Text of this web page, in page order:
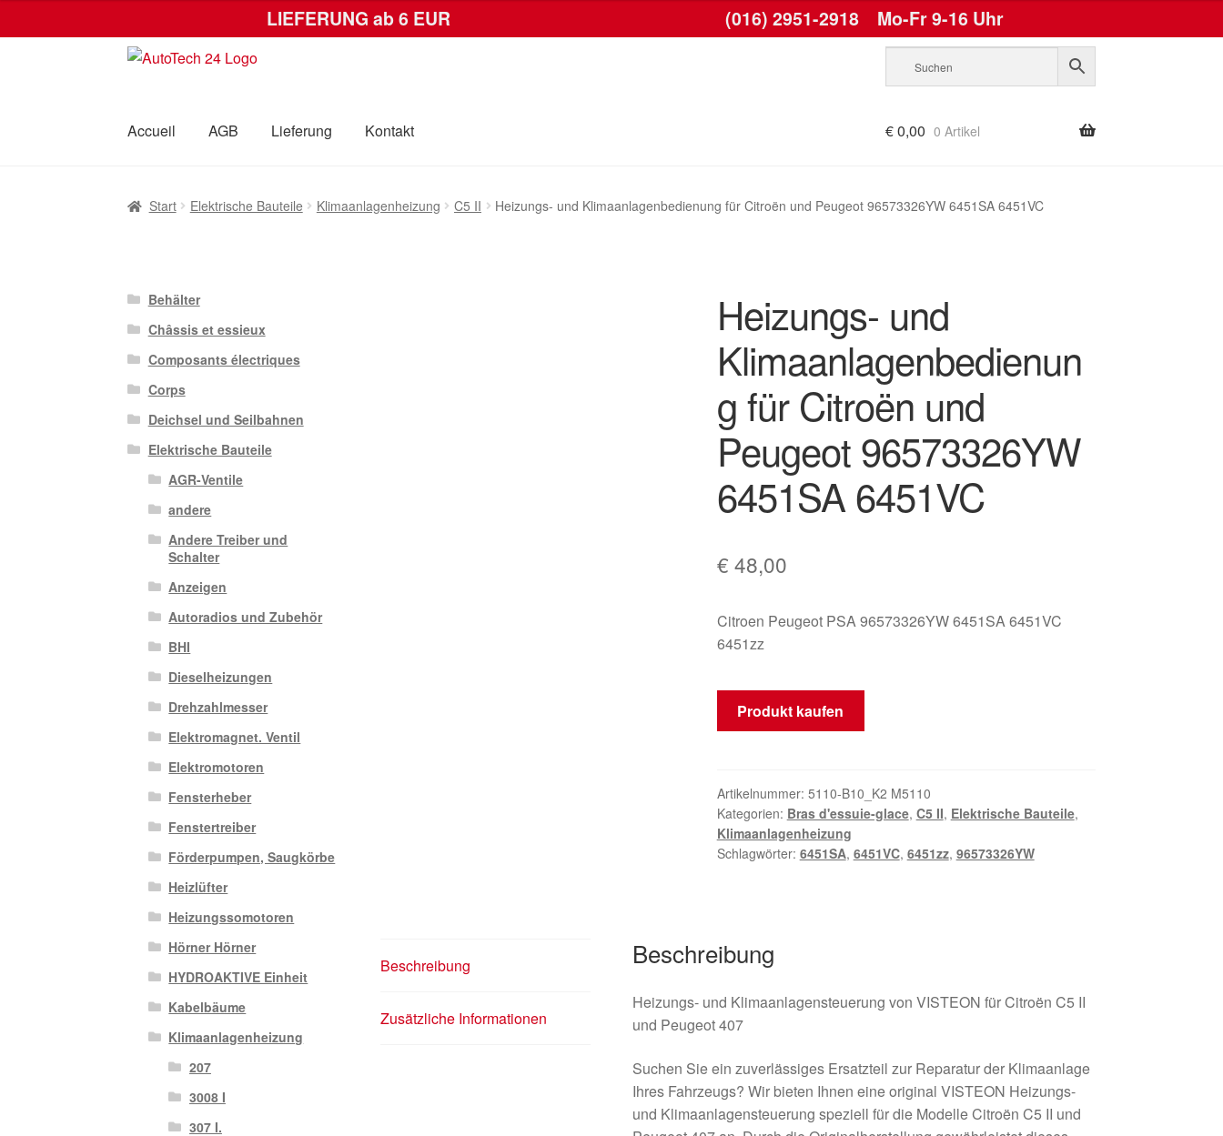
LIEFERUNG ab 6 EUR (016) 2951-2918Mo-Fr 9-16 Uhr
Zur
Zum
Accueil
AGB Lieferung Kontakt €0,00 0 Artikel
Start Elektrische Bauteile Klimaanlagenheizung C5 II Heizungs- und Klimaanlagenbedienung für Citroën und Peugeot 96573326YW 6451SA 6451VC
Heizungs- und
Klimaanlagenbedienun
g für Citroën und
Peugeot 96573326YW
6451SA 6451VC
€ 48,00
Citroen Peugeot PSA 96573326YW 6451SA 6451VC
6451zz
Produkt kaufen
Artikelnummer: 5110-B10_K2 M5110
Kategorien: Bras d'essuie-glace, C5 II, Elektrische Bauteile,
Klimaanlagenheizung
Schlagwörter: 6451SA, 6451VC, 6451zz, 96573326YW
Beschreibung
Zusätzliche Informationen
Beschreibung
Heizungs- und Klimaanlagensteuerung von VISTEON für Citroën C5 II
und Peugeot 407
Suchen Sie ein zuverlässiges Ersatzteil zur Reparatur der Klimaanlage
Ihres Fahrzeugs? Wir bieten Ihnen eine original VISTEON Heizungs-
und Klimaanlagensteuerung speziell für die Modelle Citroën C5 II und
Behälter
Châssis et essieux
Composants électriques
Corps
Deichsel und Seilbahnen
Elektrische Bauteile
AGR-Ventile
andere
Andere Treiber und
Schalter
Anzeigen
Autoradios und Zubehör
BHI
Dieselheizungen
Drehzahlmesser
Elektromagnet. Ventil
Elektromotoren
Fensterheber
Fenstertreiber
Förderpumpen, Saugkörbe
Heizlüfter
Heizungssomotoren
Hörner Hörner
HYDROAKTIVE Einheit
Kabelbäume
Klimaanlagenheizung
207
3008 I
307 I.